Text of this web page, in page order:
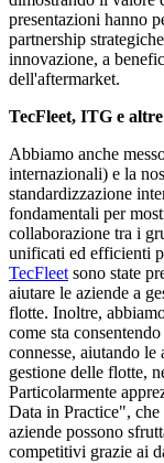
presentazioni hanno
partnership
innovazione, a
dell'aftermarket.
TecFleet, ITG e
Abbiamo anche
internazionali) e la
standardizzazione
fondamentali per
collaborazione tra i
unificati ed efficienti
TecFleet sono state
aiutare le aziende a
flotte. Inoltre,
come sta
connesse, aiutando
gestione delle flotte,
Particolarmente
Data in Practice",
aziende possono
competitivi grazie ai